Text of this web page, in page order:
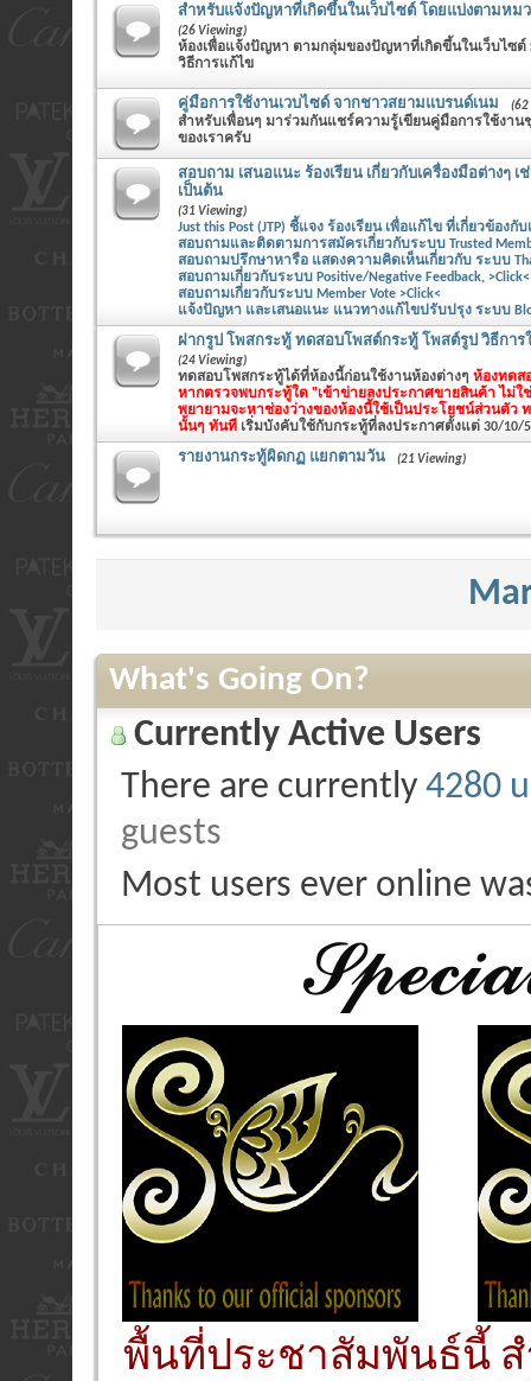
สำหรับแจ้งปัญหาที่เกิดขึ้นในเว็บไซต์ โดยแบ่งตามหม
(26 Viewing)
ห้องเพื่อแจ้งปัญหา ตามกลุ่มของปัญหาที่เกิดขึ้นในเว็บไซต์
วิธีการแก้ไข
คู่มือการใช้งานเวบไซด์ จากชาวสยามแบรนด์เนม (62
สำหรับเพื่อนๆ มาร่วมกันแชร์ความรู้เขียนคู่มือการใช้งา
ของเราครับ
สอบถาม เสนอแนะ ร้องเรียน เกี่ยวกับเครื่องมือต่างๆ เช่น
เป็นต้น
(31 Viewing)
Just this Post (JTP) ชี้แจง ร้องเรียน เพื่อแก้ไข ที่เกี่ยวข้องกับ
สอบถามและติดตามการสมัครเกี่ยวกับระบบ Trusted
สอบถามปรึกษาหารือ แสดงความคิดเห็นเกี่ยวกับ ระบบ
สอบถามเกี่ยวกับระบบ Positive/Negative Feedback, >Click<
สอบถามเกี่ยวกับระบบ Member Vote >Click<
แจ้งปัญหา และเสนอแนะ แนวทางแก้ไขปรับปรุง ระบบ
ฝากรูป โพสกระทู้ ทดสอบโพสต์กระทู้ โพสต์รูป วิธีการ
(24 Viewing)
ทดสอบโพสกระทู้ได้ที่ห้องนี้ก่อนใช้งานห้องต่างๆ ห้องทดส
หากตรวจพบกระทู้ใด "เข้าข่ายลงประกาศขายสินค้า ไม่ใ
พยายามจะหาช่องว่างของห้องนี้ใช้เป็นประโยชน์ส่วนตัว
นั้นๆ ทันที เริ่มบังคับใช้กับกระทู้ที่ลงประกาศตั้งแต่ 30/10/
รายงานกระทู้ผิดกฏ แยกตามวัน (21 Viewing)
What's Going On?
Currently Active Users
There are currently 4280
guests
Most users ever online
พื้นที่ประชาสัมพันธ์นี้